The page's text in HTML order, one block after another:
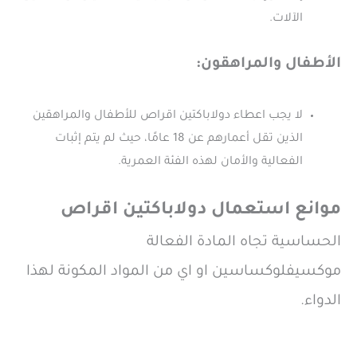
الآلات.
الأطفال والمراهقون:
لا يجب اعطاء دولاباكتين اقراص للأطفال والمراهقين
الذين تقل أعمارهم عن 18 عامًا، حيث لم يتم إثبات
الفعالية والأمان لهذه الفئة العمرية.
موانع استعمال دولاباكتين اقراص
الحساسية تجاه المادة الفعالة
موكسيفلوكساسين او اي من المواد المكونة لهذا
الدواء.